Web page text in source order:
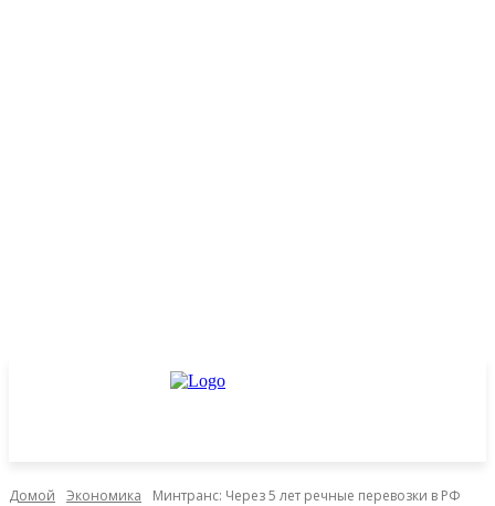
Домой Экономика
Минтранс: Через 5 лет речные перевозки в РФ